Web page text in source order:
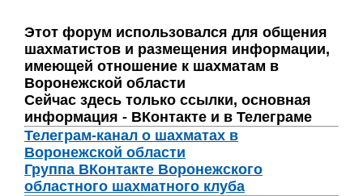
Этот форум использовался для общения
шахматистов и размещения информации,
имеющей отношение к шахматам в
Воронежской области
Сейчас здесь только ссылки, основная
информация - ВКонтакте и в Телеграме
Телеграм-канал о шахматах в
Воронежской области
Группа ВКонтакте Воронежского
областного шахматного клуба